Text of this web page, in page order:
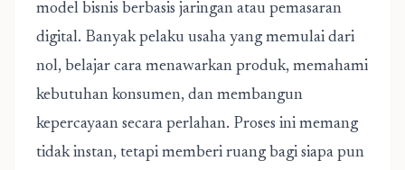
model bisnis berbasis jaringan atau pemasaran
digital. Banyak pelaku usaha yang memulai dari
nol, belajar cara menawarkan produk, memahami
kebutuhan konsumen, dan membangun
kepercayaan secara perlahan. Proses ini memang
tidak instan, tetapi memberi ruang bagi siapa pun